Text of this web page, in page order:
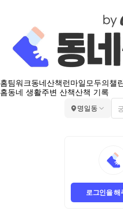
홈팀워크동네산책 런마일모두의챌
홈동네 생활주변 산책산책 기록
명일동
로그인을 해